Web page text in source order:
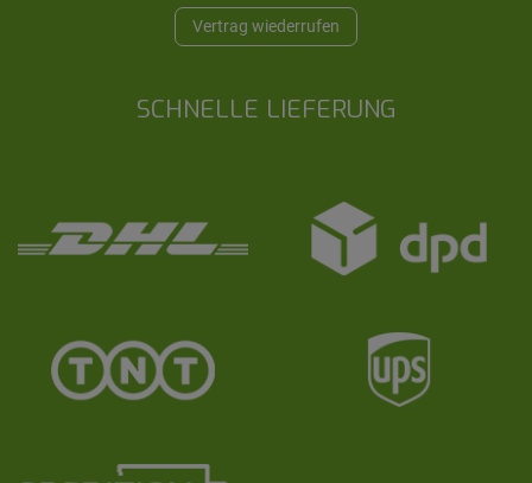
Vertrag wiederrufen
SCHNELLE LIEFERUNG